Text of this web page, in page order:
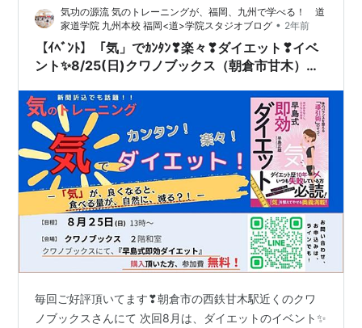
気功の源流 気のトレーニングが、福岡、九州で学べる！ 道
家道学院 九州本校 福岡<道>学院スタジオブログ • 2年前
【ｲﾍﾞﾝﾄ】「気」でｶﾝﾀﾝ❣楽々❣ダイエット❣イベ
ント✨8/25(日)クワノブックス（朝倉市甘木）さ
毎回ご好評頂いてます❣朝倉市の西鉄甘木駅近くのクワ
ノブックスさんにて 次回8月は、ダイエットのイベント✨